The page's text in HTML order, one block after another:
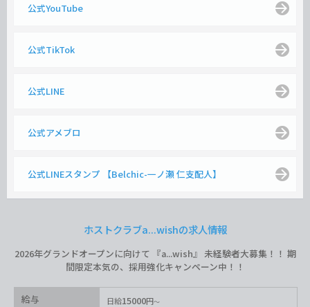
公式YouTube
公式TikTok
公式LINE
公式アメブロ
公式LINEスタンプ 【Belchic-一ノ瀬 仁支配人】
ホストクラブa...wishの求人情報
2026年グランドオープンに向けて 『a...wish』 未経験者大募集！！ 期
間限定本気の、採用強化キャンペーン中！！
給与 日給15000円